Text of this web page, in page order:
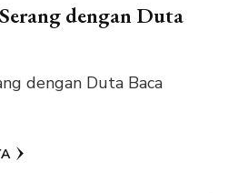
dengan Duta
dengan Duta Baca